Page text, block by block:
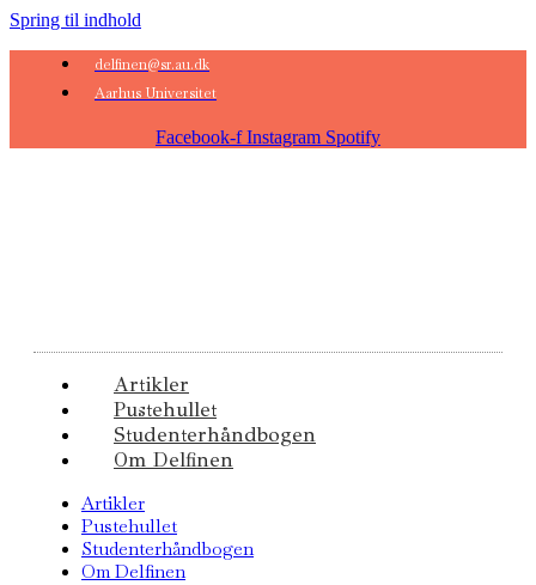
Spring til indhold
delfinen@sr.au.dk
Aarhus Universitet
Facebook-f Instagram Spotify
Artikler
Pustehullet
Studenterhåndbogen
Om Delfinen
Artikler
Pustehullet
Studenterhåndbogen
Om Delfinen